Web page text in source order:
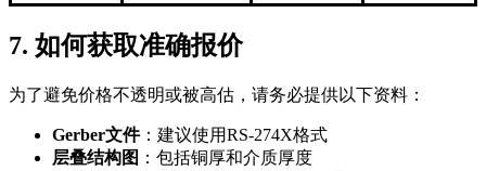
7. 如何获取准确报价
为了避免价格不透明或被高估，请务必提供以下资料：
Gerber文件：建议使用RS-274X格式
层叠结构图 ：包括铜厚和介质厚度